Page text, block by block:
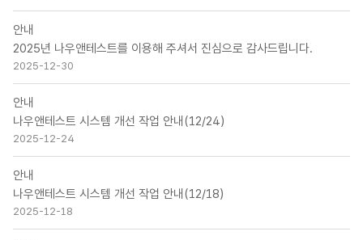
안내
2025년 나우앤테스트를 이용해 주셔서 진심으로 감사드립니다.
2025-12-30
안내
나우앤테스트 시스템 개선 작업 안내(12/24)
2025-12-24
안내
나우앤테스트 시스템 개선 작업 안내(12/18)
2025-12-18